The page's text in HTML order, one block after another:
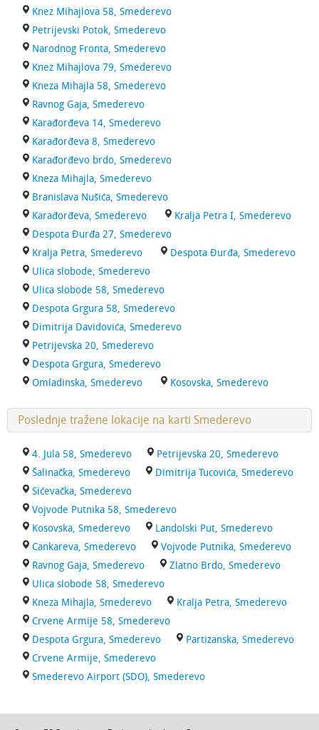
Knez Mihajlova 58, Smederevo
Petrijevski Potok, Smederevo
Narodnog Fronta, Smederevo
Knez Mihajlova 79, Smederevo
Kneza Mihajla 58, Smederevo
Ravnog Gaja, Smederevo
Karađorđeva 14, Smederevo
Karađorđeva 8, Smederevo
Karađorđevo brdo, Smederevo
Kneza Mihajla, Smederevo
Branislava Nušića, Smederevo
Karađorđeva, Smederevo
Kralja Petra I, Smederevo
Despota Đurđa 27, Smederevo
Kralja Petra, Smederevo
Despota Đurđa, Smederevo
Ulica slobode, Smederevo
Ulica slobode 58, Smederevo
Despota Grgura 58, Smederevo
Dimitrija Davidovića, Smederevo
Petrijevska 20, Smederevo
Despota Grgura, Smederevo
Omladinska, Smederevo
Kosovska, Smederevo
Poslednje tražene lokacije na karti Smederevo
4. Jula 58, Smederevo
Petrijevska 20, Smederevo
Šalinačka, Smederevo
Dimitrija Tucovića, Smederevo
Sićevačka, Smederevo
Vojvode Putnika 58, Smederevo
Kosovska, Smederevo
Landolski Put, Smederevo
Cankareva, Smederevo
Vojvode Putnika, Smederevo
Ravnog Gaja, Smederevo
Zlatno Brdo, Smederevo
Ulica slobode 58, Smederevo
Kneza Mihajla, Smederevo
Kralja Petra, Smederevo
Crvene Armije 58, Smederevo
Despota Grgura, Smederevo
Partizanska, Smederevo
Crvene Armije, Smederevo
Smederevo Airport (SDO), Smederevo